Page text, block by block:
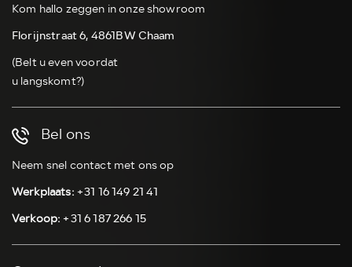
Kom hallo zeggen in onze showroom
Florijnstraat 6, 4861BW Chaam
(Belt u even voordat
u langskomt?)
Bel ons
Neem snel contact met ons op
Werkplaats: +31 16 149 21 41
Verkoop:+31 6 187 266 15